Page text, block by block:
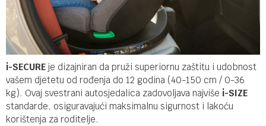
i-SECURE je dizajniran da pruži superiornu zaštitu i udobnost
vašem djetetu od rođenja do 12 godina (40-150 cm / 0-36
kg). Ovaj svestrani autosjedalica zadovoljava najviše i-SIZE
standarde, osiguravajući maksimalnu sigurnost i lakoću
korištenja za roditelje.